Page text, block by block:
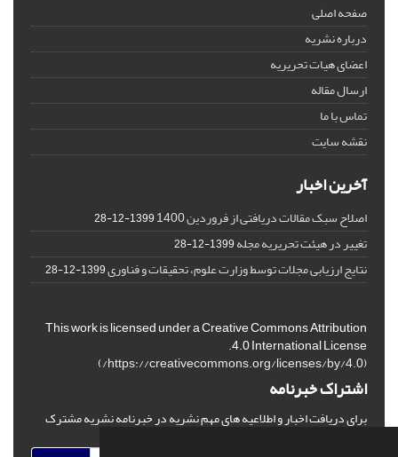
صفحه اصلی
درباره نشریه
اعضای هیات تحریریه
ارسال مقاله
تماس با ما
نقشه سایت
آخرین اخبار
اصلاح سبک مقالات دریافتی از فروردین 1400 1399-12-28
تغییر در هیئت تحریریه مجله1399-12-28
نتایج ارزیابی مجلات توسط وزارت علوم، تحقیقات و فناوری1399-12-28
This work is licensed under a Creative Commons Attribution
4.0 International License.
(
https://creativecommons.org/licenses/by/4.0/
)
اشتراک خبرنامه
برای دریافت اخبار و اطلاعیه های مهم نشریه در خبرنامه نشریه مشترک